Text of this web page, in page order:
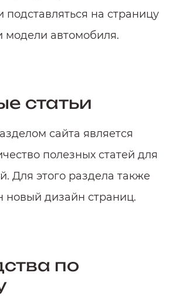
подставляться на страницу
модели автомобиля.
статьи
сайта является
полезных статей для
Для этого раздела также
новый дизайн страниц.
по